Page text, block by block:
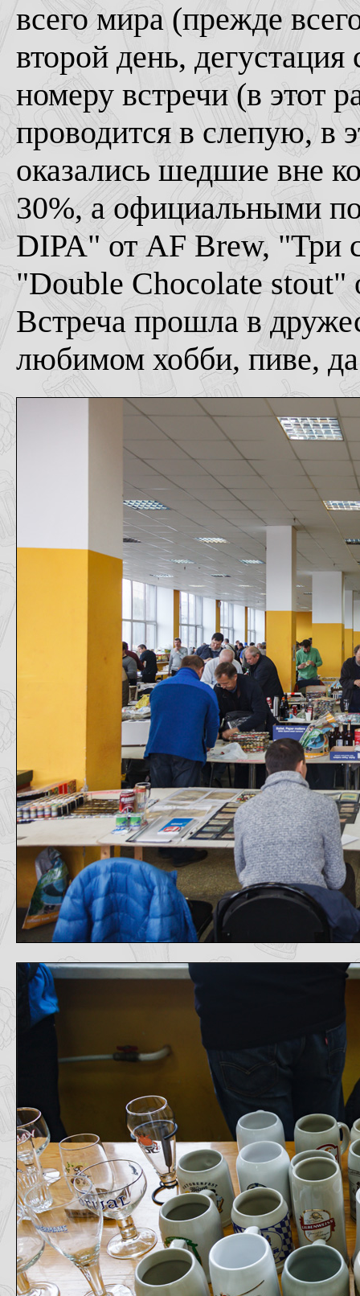
всего мира (прежде
второй день,
номеру встречи (в этот
проводится в слепую, в
оказались шедшие вне
30%, а официальными
DIPA" от AF Brew, "Три
"Double Chocolate stout"
Встреча прошла в
любимом хобби, пиве,